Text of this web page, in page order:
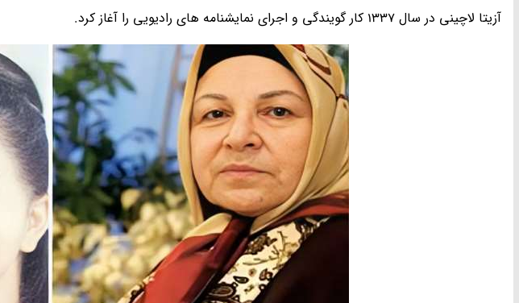
آزیتا لاچینی در سال 1337 کار گویندگی و اجرای نمایشنامه های رادیویی را آغاز کرد.